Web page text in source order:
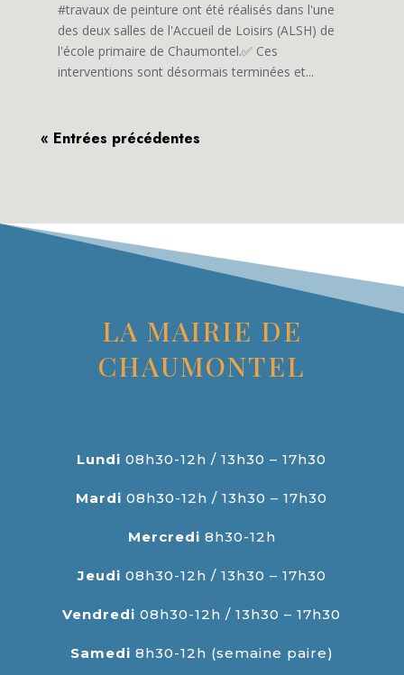
#travaux de peinture ont été réalisés dans l'une
des deux salles de l'Accueil de Loisirs (ALSH) de
l'école primaire de Chaumontel.✅ Ces
interventions sont désormais terminées et...
« Entrées précédentes
LA MAIRIE DE
CHAUMONTEL
Lundi 08h30-12h / 13h30 – 17h30
Mardi08h30-12h / 13h30 – 17h30
Mercredi 8h30-12h
Jeudi 08h30-12h / 13h30 – 17h30
Vendredi 08h30-12h / 13h30 – 17h30
Samedi 8h30-12h (semaine paire)